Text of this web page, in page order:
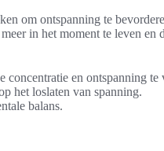
om ontspanning te
in het moment te leven en
concentratie en ontspanning te
het loslaten van spanning.
balans.